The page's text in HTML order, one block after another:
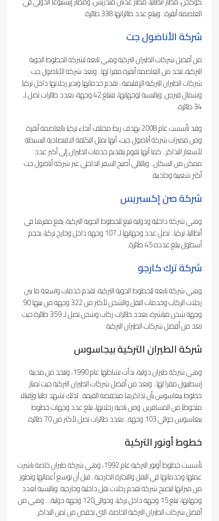
العاصمة أنقرة.. ويبلغ عدد طائراتها 338 طائرة.
شركة الأناضول جت
من أفضل شركات الطيران التركية وهي تابعة لشركة الخطوط الجوية
التركية، تتخذ من العاصمة أنقرة مقرا لها.. وتعد شركة الأناضول جت
شركات الطيران التركية الإقليمية ، تقدم خدماتها وتدير رحلاتها داخل تركيا
وشمال قبرص. وبالنسبة لوجهاتها، فتبلغ 42 وجهة، بعدد طائرات تصل لـ
34 طائرة.
وقد تأسست عام 2008 بهدف ربط مختلف أنحاء تركيا بالعاصمة أنقرة.
ومن مميزات شركة أناضول جيت، أنها تمثل التكلفة الاقتصادية البسيطة
لأسعار التذاكر.. كما أنها تقوم بتقديم خدمات الطيران إلى أكبر عدد
ممكن من السكان.. وبالتالي أصبح السفر الداخلي عبر شركة أناضول جت
أكثر شعبية وجاذبية.
شركة صن إكسبريس
وهي شركة داخلية ودولية تتبع للخطوط الجوية التركية، يقع مقرها في
أنطاليا، تركيا.. تصل عدد وجهاتها لـ 107 وجهة داخل وخارج تركيا، بحجم
أسطول يبلغ عدده 45 طائرة.
شركة ترك كارجو
وهي شركة تابعة للخطوط الجوية التركية، تقدم خدمات واسعة ما بين
رحلات الركاب وخدمات النقل والشحن لأكثر من 322 وجهة من بينها 90
وجهة شحن مباشرة، بعدد طائرات ركاب وشحن تصل لـ 359 طائرة حيث
تعد من أفضل شركات الطيران التركية.
شركة الطيران التركية بيجاسوس
وهي شركة طيران دولية، بدأت نشاطها عام 1990، وتتخذ من مدينة
إسطنبول مقرا لها.. وتعد من أفضل شركات الطيران التركية حيث تمتاز
خطوط بيغاسوس بأن تذاكرها منخفضة القيمة.. لذلك تشهد طلبا وإقبالا
ملحوظا من المسافرين. ومن ناحية رحلاتها، تبلغ عدد وجهات خطوط
بيغاسوس حوالي 103 وجهة.. بعدد طائرات تصل لأكثر من 70 طائرة.
خطوط أونور التركية
تأسست خطوط أونور التركية عام 1992، وهي شركة طيران خاصة باشرت
عملها وخدماتها في النقل والتجارة الخارجية.. قبل أن توسع أعمالها وتطور
من ميزاتها لتصبح شركة تقدم رحلات نقل داخلية وخارجية. وبالنسبة لعدد
وجهاتها، تبلغ 15 وجهة داخل تركيا، وحوالي120 وجهة دولية… وهي من
أفضل شركات الطيران التركية الخاصة، التي تخفض من ثمن التذاكر